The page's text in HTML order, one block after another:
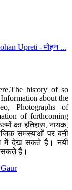
Upreti - मोहन ...
history of so
about the
Photographs of
of forthcoming
का इतिहास, नायक,
समस्याओं पर बनी
में देख सकते है। नयी
सकते हैं।
Gaur